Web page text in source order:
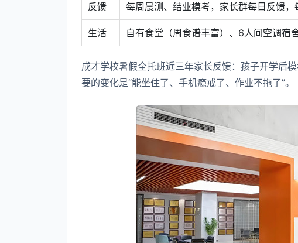
反馈 每周晨测、结业模考，家长群每日反馈，
生活 自有食堂（周食谱丰富）、6人间空调宿
成才学校暑假全托班近三年家长反馈：孩子开学后
要的变化是“能坐住了、手机瘾戒了、作业不拖了”。